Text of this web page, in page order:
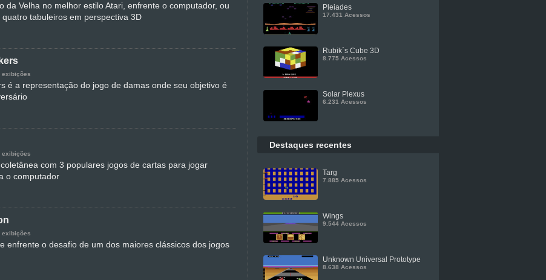
da Velha no melhor estilo Atari, enfrente o computador, ou
tabuleiros em perspectiva 3D
exibições
é a representação do jogo de damas onde seu objetivo é
exibições
com 3 populares jogos de cartas para jogar
o computador
exibições
enfrente o desafio de um dos maiores clássicos dos jogos
Pleiades
17.431 Acessos
Rubik´s Cube 3D
8.775 Acessos
Solar Plexus
6.231 Acessos
Destaques recentes
Targ
7.885 Acessos
Wings
9.544 Acessos
Unknown Universal Prototype
8.638 Acessos